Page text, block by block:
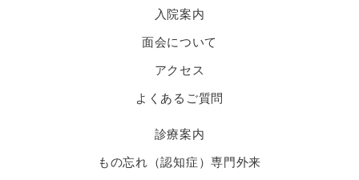
入院案内
面会について
アクセス
よくあるご質問
診療案内
もの忘れ（認知症）専門外来